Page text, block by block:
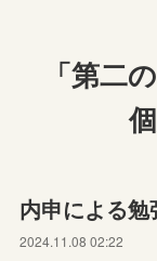
「第二
内申による
2024.11.08 02:22